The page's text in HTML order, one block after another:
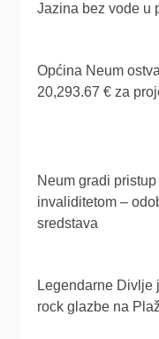
Jazina bez vode u
Općina Neum
20,293.67 € za
Neum gradi
invaliditetom –
sredstava
Legendarne Divlje
rock glazbe na